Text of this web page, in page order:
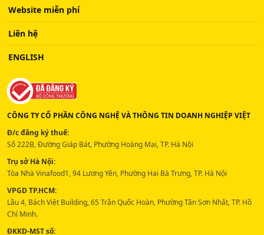
Website miễn phí
Liên hệ
ENGLISH
CÔNG TY CỔ PHẦN CÔNG NGHỆ VÀ THÔNG TIN DOANH NGHIỆP VIỆT
Đ/c đăng ký thuế:
Số 222B, Đường Giáp Bát, Phường Hoàng Mai, TP. Hà Nội
Trụ sở Hà Nội:
Tòa Nhà Vinafood1, 94 Lương Yên, Phường Hai Bà Trưng, TP. Hà Nội
VPGD TP.HCM:
Lầu 4, Bách Việt Building, 65 Trần Quốc Hoàn, Phường Tân Sơn Nhất, TP. Hồ
Chí Minh.
ĐKKD-MST số: